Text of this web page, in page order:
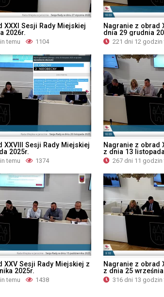
XXXI Sesji Rady Miejskiej
2026r.
temu 1104
Nagranie z obrad
dnia 29 grudnia
221 dni 12 godzin
XXVIII Sesji Rady Miejskiej
2025r.
temu 1374
Nagranie z obrad
z dnia 13
267 dni 11 godzin
XXV Sesji Rady Miejskiej z
2025r.
temu 1438
Nagranie z obrad
z dnia 25
316 dni 13 godzin